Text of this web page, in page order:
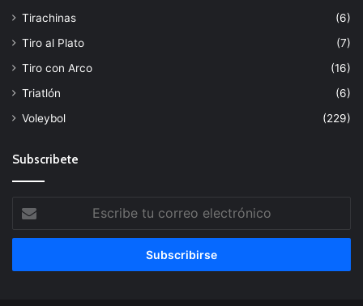
Tirachinas
(6)
Tiro al Plato
(7)
Tiro con Arco
(16)
Triatlón
(6)
Voleybol
(229)
Subscribete
tu
correo